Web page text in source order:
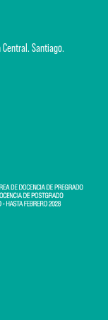
Santiago.